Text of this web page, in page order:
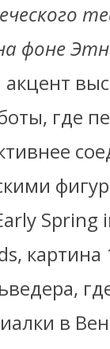
фоне
где
Spring
картина
в